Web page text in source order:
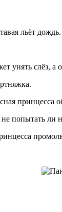
льёт
унять слёз, а
принцесса
попытать ли